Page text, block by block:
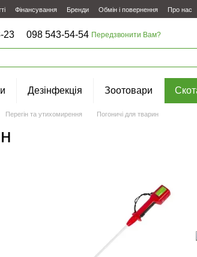
Фінансування Бренди Обмін і повернення Про нас
23 098 543-54-54 Передзвонити Вам?
Дезінфекція Зоотовари
Перегін та утихомирення Погоничі для тварин